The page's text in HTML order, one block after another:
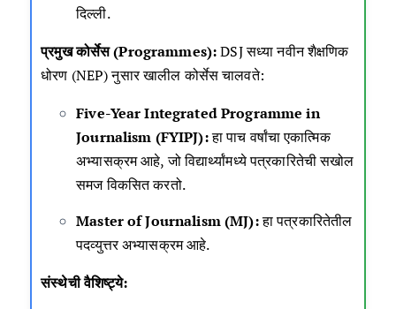
दिल्ली.
प्रमुख कोर्सेस (Programmes):DSJ सध्या नवीन शैक्षणिक
धोरण (NEP) नुसार खालील कोर्सेस चालवते:
Five-Year Integrated Programme in
Journalism (FYIPJ):हा पाच वर्षांचा एकात्मिक
अभ्यासक्रम आहे, जो विद्यार्थ्यांमध्ये पत्रकारितेची सखोल
समज विकसित करतो.
Master of Journalism (MJ):हा पत्रकारितेतील
पदव्युत्तर अभ्यासक्रम आहे.
संस्थेची वैशिष्ट्ये: